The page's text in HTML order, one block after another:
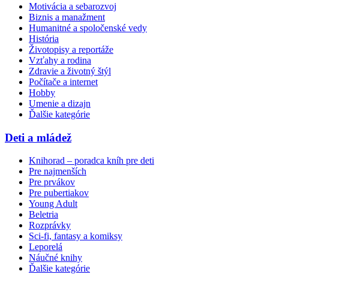
Motivácia a sebarozvoj
Biznis a manažment
Humanitné a spoločenské vedy
História
Životopisy a reportáže
Vzťahy a rodina
Zdravie a životný štýl
Počítače a internet
Hobby
Umenie a dizajn
Ďalšie kategórie
Deti a mládež
Knihorad – poradca kníh pre deti
Pre najmenších
Pre prvákov
Pre pubertiakov
Young Adult
Beletria
Rozprávky
Sci-fi, fantasy a komiksy
Leporelá
Náučné knihy
Ďalšie kategórie